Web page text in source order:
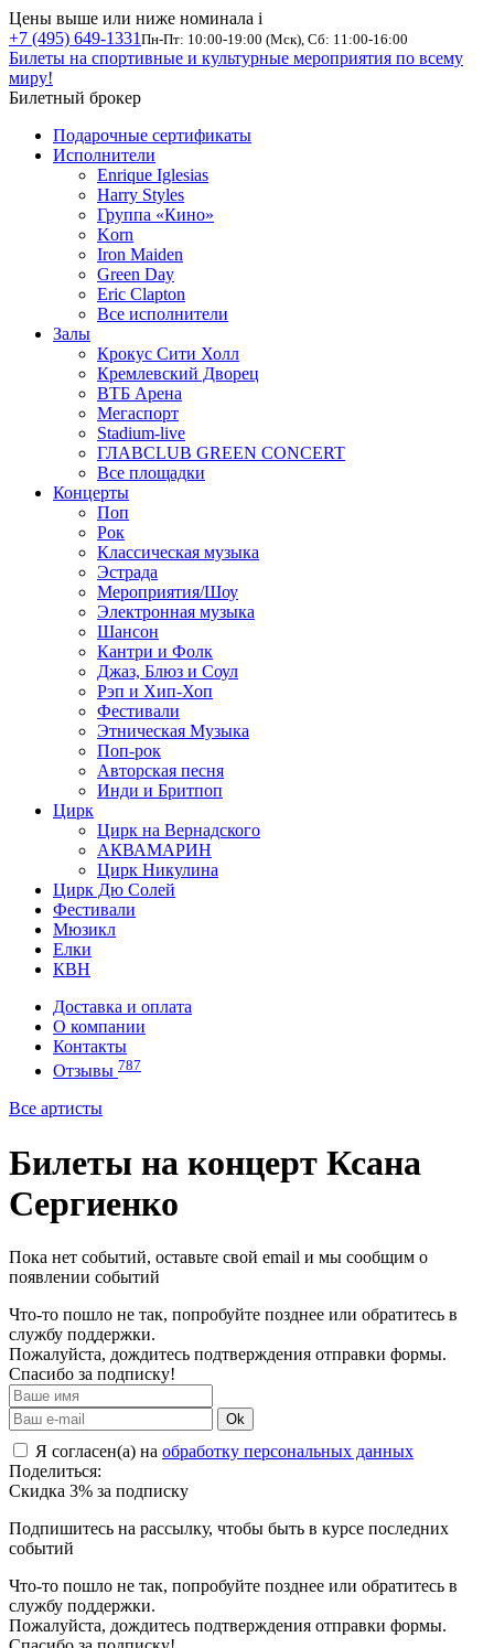
Цены выше или ниже номинала i
+7 (495) 649-1331 Пн-Пт: 10:00-19:00 (Мск), Сб: 11:00-16:00
Билеты на спортивные и культурные мероприятия по всему
миру!
Билетный брокер
Подарочные сертификаты
Исполнители
Enrique Iglesias
Harry Styles
Группа «Кино»
Korn
Iron Maiden
Green Day
Eric Clapton
Все исполнители
Залы
Крокус Сити Холл
Кремлевский Дворец
ВТБ Арена
Мегаспорт
Stadium-live
ГЛАВCLUB GREEN CONCERT
Все площадки
Концерты
Поп
Рок
Классическая музыка
Эстрада
Мероприятия/Шоу
Электронная музыка
Шансон
Кантри и Фолк
Джаз, Блюз и Соул
Рэп и Хип-Хоп
Фестивали
Этническая Музыка
Поп-рок
Авторская песня
Инди и Бритпоп
Цирк
Цирк на Вернадского
АКВАМАРИН
Цирк Никулина
Цирк Дю Солей
Фестивали
Мюзикл
Елки
КВН
Доставка и оплата
О компании
Контакты
Отзывы 787
Все артисты
Билеты на концерт Ксана
Сергиенко
Пока нет событий, оставьте свой email и мы сообщим о
появлении событий
Что-то пошло не так, попробуйте позднее или обратитесь в
службу поддержки.
Пожалуйста, дождитесь подтверждения отправки формы.
Спасибо за подписку!
Ok
Я согласен(а) на обработку персональных данных
Поделиться:
Скидка 3% за подписку
Подпишитесь на рассылку, чтобы быть в курсе последних
событий
Что-то пошло не так, попробуйте позднее или обратитесь в
службу поддержки.
Пожалуйста, дождитесь подтверждения отправки формы.